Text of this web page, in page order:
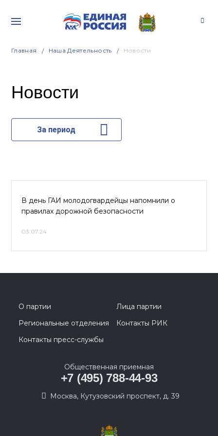
Главная Наша Деятельность Новости
Новости
За период
В день ГАИ молодогвардейцы напомнили о
правилах дорожной безопасности
03.07.24
О партии
Лица партии
Региональные отделения
Контакты РИК
Контакты пресс-службы
Общественная приемная
+7 (495) 788-44-93
Москва, Кутузовский проспект, д. 39